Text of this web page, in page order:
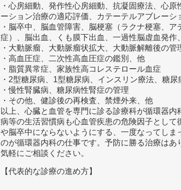
・心房細動、発作性心房細動、抗凝固療法、心
ーション治療の適応評価、カテーテルアブレーシ
・脳卒中、脳血管障害、脳梗塞（ラクナ梗塞、
症）、脳出血、くも膜下出血、一過性脳虚血発作
・大動脈瘤、大動脈瘤状拡大、大動脈解離後の管
・高血圧症、二次性高血圧症の鑑別、他
・脂質異常症、家族性高コレステロール血症
・2型糖尿病、1型糖尿病、インスリン療法、糖
・慢性腎臓病、糖尿病性腎症の管理
・その他、健診後の再検査、禁煙外来、他
以上、心臓と血管を専門に診る診療科が循環器
病等の生活習慣病も心血管疾患の危険因子とし
や脳卒中にならないようにする、一度なってしま
のが循環器内科の仕事です。予防に勝る治療は
気軽にご相談ください。
【代表的な診療の進め方】